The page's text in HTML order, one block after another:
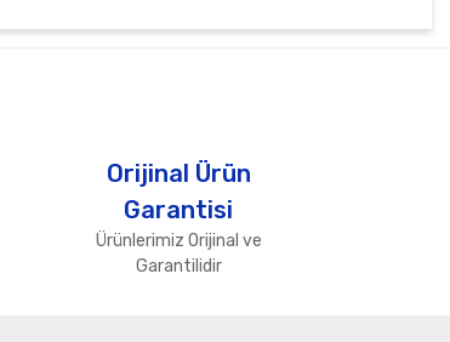
Orijinal Ürün
Garantisi
Ürünlerimiz Orijinal ve
Garantilidir